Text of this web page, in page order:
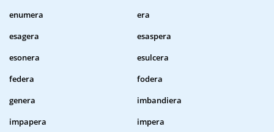
enumera
era
esagera
esaspera
esonera
esulcera
federa
fodera
genera
imbandiera
impapera
impera